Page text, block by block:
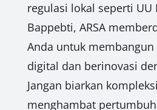
regulasi lokal seperti UU
Bappebti, ARSA
Anda untuk membangun
digital dan berinovasi
Jangan biarkan
menghambat